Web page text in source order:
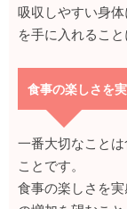
吸収しやすい身
を手に入れること
食事の楽しさを
一番大切なこと
ことです。
食事の楽しさを